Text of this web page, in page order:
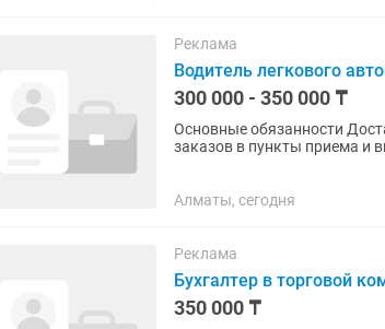
Реклама
Водитель легкового
300 000 - 350 000 ₸
Основные обязанности Доставка товаров клиентам компании по городу и области. Доставка
заказов в пункты приема и выдачи Kaspi. Перевозка
Алматы, сегодня
Реклама
Бухгалтер в торговой
350 000 ₸